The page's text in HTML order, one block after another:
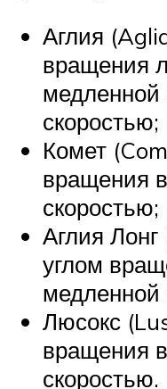
Аглия
вращения
медленной
скоростью;
Комет
вращения
скоростью;
Аглия
углом
медленной
Люсокс
вращения
скоростью.